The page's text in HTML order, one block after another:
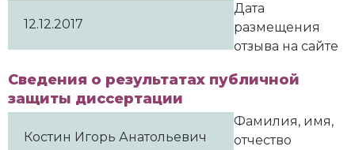
12.12.2017
Дата
размещения
отзыва на сайте
Сведения о результатах публичной
защиты диссертации
Костин Игорь Анатольевич
Фамилия, имя,
отчество